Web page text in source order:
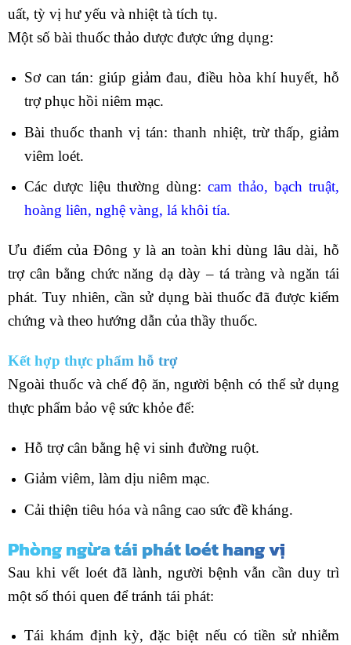
uất, tỳ vị hư yếu và nhiệt tà tích tụ.
Một số bài thuốc thảo dược được ứng dụng:
Sơ can tán: giúp giảm đau, điều hòa khí huyết, hỗ
trợ phục hồi niêm mạc.
Bài thuốc thanh vị tán: thanh nhiệt, trừ thấp, giảm
viêm loét.
Các dược liệu thường dùng:cam thảo, bạch truật,
hoàng liên, nghệ vàng, lá khôi tía.
Ưu điểm của Đông y là an toàn khi dùng lâu dài, hỗ
trợ cân bằng chức năng dạ dày – tá tràng và ngăn tái
phát. Tuy nhiên, cần sử dụng bài thuốc đã được kiểm
chứng và theo hướng dẫn của thầy thuốc.
Kết hợp thực phẩm hỗ trợ
Ngoài thuốc và chế độ ăn, người bệnh có thể sử dụng
thực phẩm bảo vệ sức khỏe để:
Hỗ trợ cân bằng hệ vi sinh đường ruột.
Giảm viêm, làm dịu niêm mạc.
Cải thiện tiêu hóa và nâng cao sức đề kháng.
Phòng ngừa tái phát loét hang vị
Sau khi vết loét đã lành, người bệnh vẫn cần duy trì
một số thói quen để tránh tái phát:
Tái khám định kỳ, đặc biệt nếu có tiền sử nhiễm